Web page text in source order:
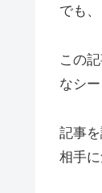
でも、
この
なシ
記事
相手